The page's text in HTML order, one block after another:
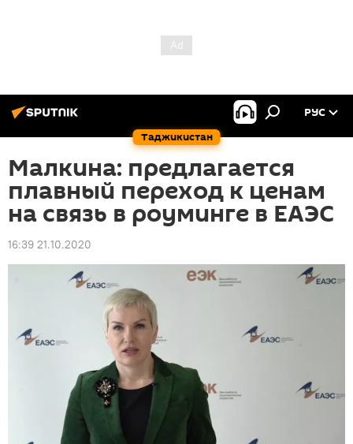
Таджикистан
РУС
Малкина: предлагается
плавный переход к ценам
на связь в роуминге в ЕАЭС
16:39 21.10.2020